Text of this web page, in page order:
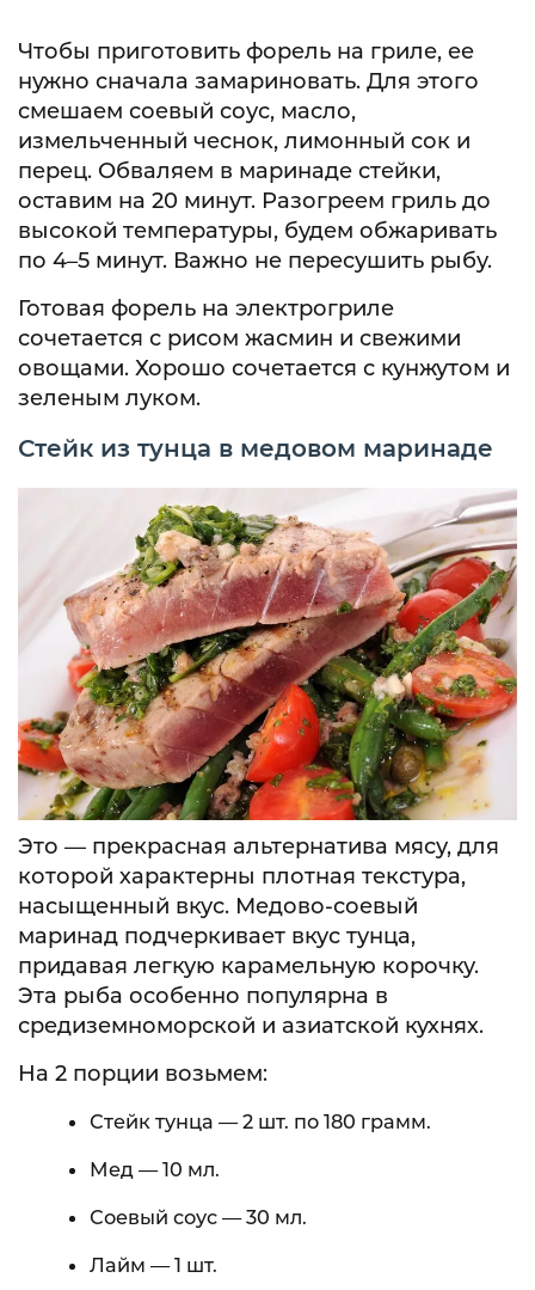
Чтобы приготовить форель на гриле, ее
нужно сначала замариновать. Для этого
смешаем соевый соус, масло,
измельченный чеснок, лимонный сок и
перец. Обваляем в маринаде стейки,
оставим на 20 минут. Разогреем гриль до
высокой температуры, будем обжаривать
по 4–5 минут. Важно не пересушить рыбу.
Готовая форель на электрогриле
сочетается с рисом жасмин и свежими
овощами. Хорошо сочетается с кунжутом и
зеленым луком.
Стейк из тунца в медовом маринаде
Это — прекрасная альтернатива мясу, для
которой характерны плотная текстура,
насыщенный вкус. Медово-соевый
маринад подчеркивает вкус тунца,
придавая легкую карамельную корочку.
Эта рыба особенно популярна в
средиземноморской и азиатской кухнях.
На 2 порции возьмем:
Стейк тунца — 2 шт. по 180 грамм.
Мед — 10 мл.
Соевый соус — 30 мл.
Лайм — 1 шт.